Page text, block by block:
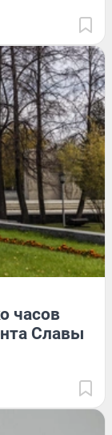
часов
Славы